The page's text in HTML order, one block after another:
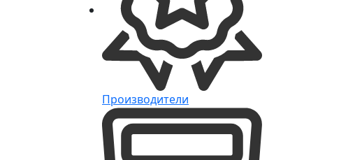
Производители